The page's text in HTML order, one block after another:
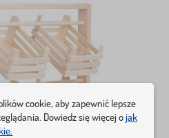
cookie, aby zapewnić lepsze
Dowiedz się więcej ojak